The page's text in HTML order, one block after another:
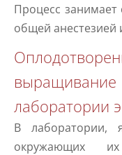
Процесс
общей
лаборатории
В лаборатории,
окружающих